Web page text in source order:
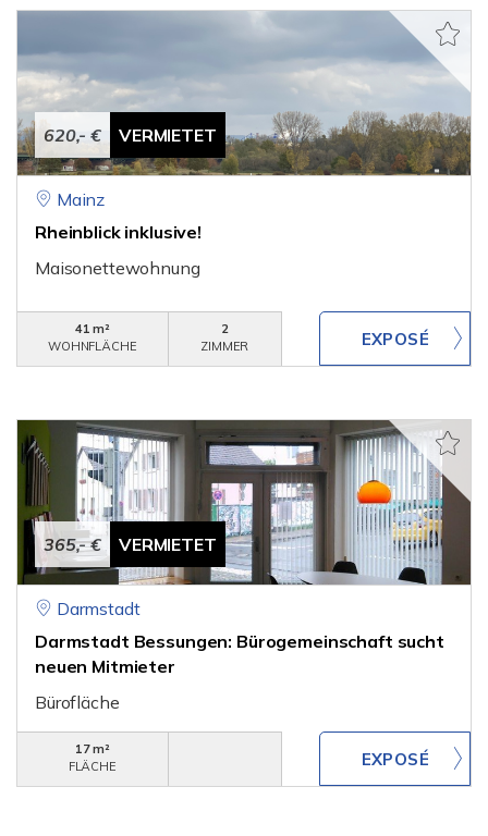
620,- € VERMIETET
Mainz
Rheinblick inklusive!
Maisonettewohnung
41 m²
WOHNFLÄCHE
2
ZIMMER
365,- € VERMIETET
Darmstadt
Darmstadt Bessungen: Bürogemeinschaft sucht
neuen Mitmieter
Bürofläche
17 m²
FLÄCHE